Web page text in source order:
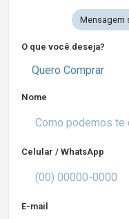
Mensagem
O que você deseja?
Quero Comprar
Nome
Celular / WhatsApp
E-mail